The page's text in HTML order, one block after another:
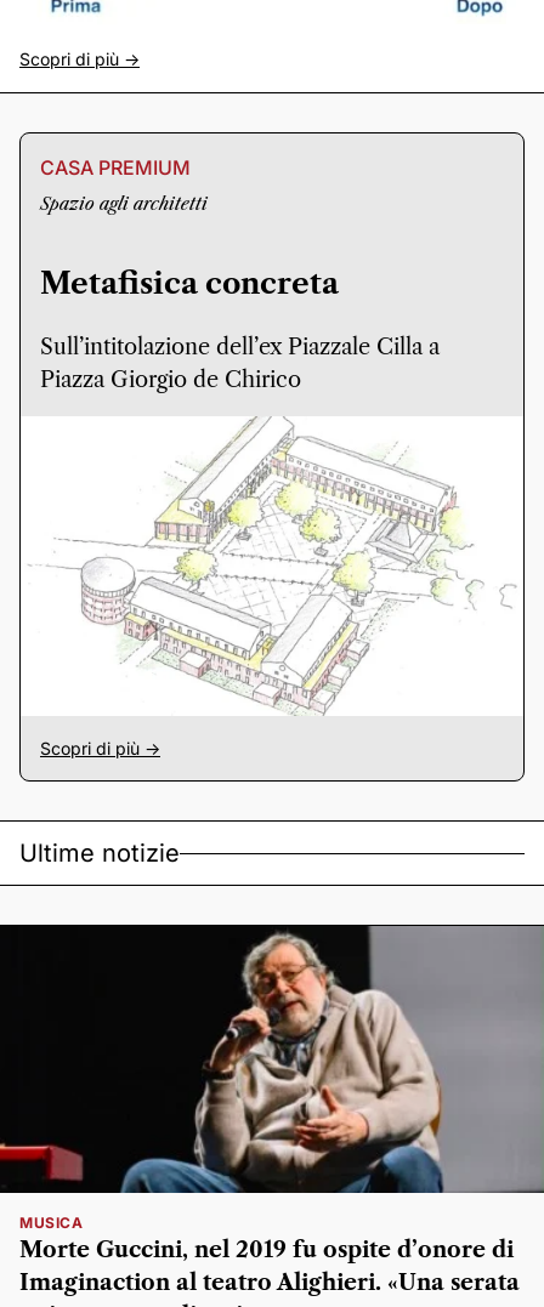
Scopri di più ->
CASA PREMIUM
Spazio agli architetti
Metafisica concreta
Sull’intitolazione dell’ex Piazzale Cilla a
Piazza Giorgio de Chirico
Scopri di più ->
Ultime notizie
MUSICA
Morte Guccini, nel 2019 fu ospite d’onore di
Imaginaction al teatro Alighieri. «Una serata